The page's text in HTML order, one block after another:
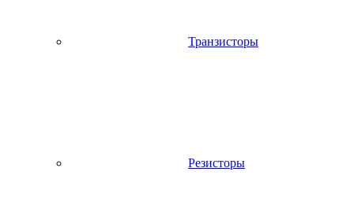
Транзисторы
Резисторы